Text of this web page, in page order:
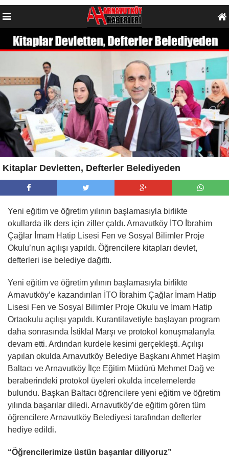
Kitaplar Devletten, Defterler Belediyeden
Yeni eğitim ve öğretim yılının başlamasıyla birlikte
okullarda ilk ders için ziller çaldı. Arnavutköy İTO İbrahim
Çağlar İmam Hatip Lisesi Fen ve Sosyal Bilimler Proje
Okulu’nun açılışı yapıldı. Öğrencilere kitapları devlet,
defterleri ise belediye dağıttı.
Yeni eğitim ve öğretim yılının başlamasıyla birlikte
Arnavutköy’e kazandırılan İTO İbrahim Çağlar İmam Hatip
Lisesi Fen ve Sosyal Bilimler Proje Okulu ve İmam Hatip
Ortaokulu açılışı yapıldı. Kurantilavetiyle başlayan program
daha sonrasında İstiklal Marşı ve protokol konuşmalarıyla
devam etti. Ardından kurdele kesimi gerçekleşti. Açılışı
yapılan okulda Arnavutköy Belediye Başkanı Ahmet Haşim
Baltacı ve Arnavutköy İlçe Eğitim Müdürü Mehmet Dağ ve
beraberindeki protokol üyeleri okulda incelemelerde
bulundu. Başkan Baltacı öğrencilere yeni eğitim ve öğretim
yılında başarılar diledi. Arnavutköy’de eğitim gören tüm
öğrencilere Arnavutköy Belediyesi tarafından defterler
hediye edildi.
“Öğrencilerimize üstün başarılar diliyoruz”